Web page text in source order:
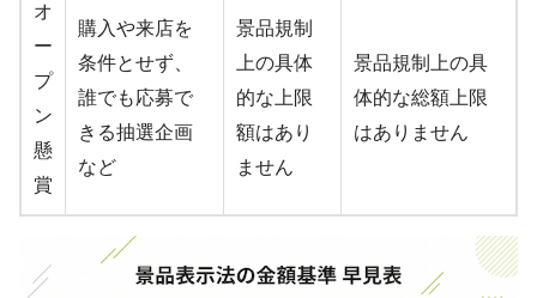
オ
ー
プ
ン
懸
賞
購入や来店を
条件とせず、
誰でも応募で
きる抽選企画
など
景品規制
上の具体
的な上限
額はあり
ません
景品規制上の具
体的な総額上限
はありません